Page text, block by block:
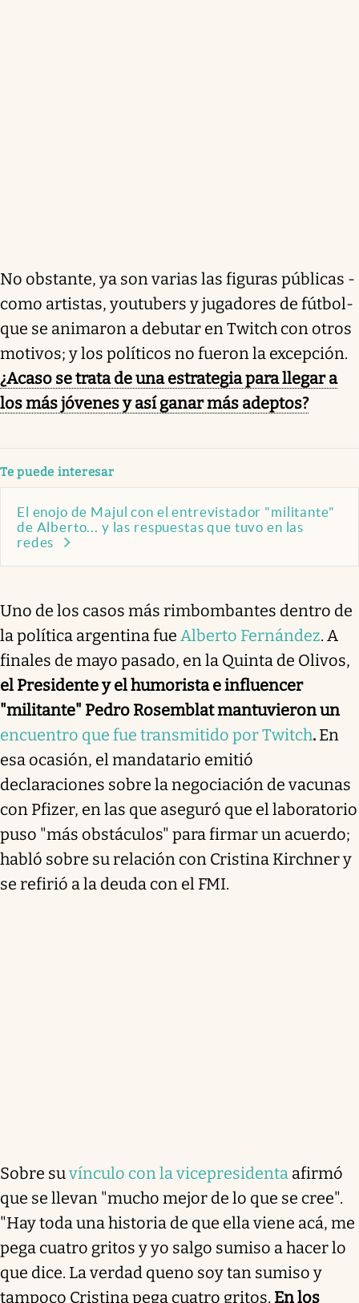
No obstante, ya son varias las figuras públicas -
como artistas, youtubers y jugadores de fútbol-
que se animaron a debutar en Twitch con otros
motivos; y los políticos no fueron la excepción.
¿Acaso se trata de una estrategia para llegar a
los más jóvenes y así ganar más adeptos?
Te puede interesar
El enojo de Majul con el entrevistador "militante"
de Alberto... y las respuestas que tuvo en las
redes
Uno de los casos más rimbombantes dentro de
la política argentina fue Alberto Fernández. A
finales de mayo pasado, en la Quinta de Olivos,
el Presidente y el humorista e influencer
"militante" Pedro Rosemblat mantuvieron un
encuentro que fue transmitido por Twitch. En
esa ocasión, el mandatario emitió
declaraciones sobre la negociación de vacunas
con Pfizer, en las que aseguró que el laboratorio
puso "más obstáculos" para firmar un acuerdo;
habló sobre su relación con Cristina Kirchner y
se refirió a la deuda con el FMI.
Sobre suvínculo con la vicepresidenta afirmó
que se llevan "mucho mejor de lo que se cree".
"Hay toda una historia de que ella viene acá, me
pega cuatro gritos y yo salgo sumiso a hacer lo
que dice. La verdad queno soy tan sumiso y
tampoco Cristina pega cuatro gritos. En los